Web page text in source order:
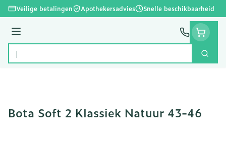
Ga naar de inhoud
Veilige betalingen Apothekersadvies Snelle beschikbaarheid
Menu
Product, merk, categorie...
Zoek
Bota Soft 2 Klassiek Natuur 43-46